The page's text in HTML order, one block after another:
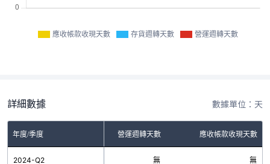
應收帳款收現天數 存貨週轉天數 營運週轉天數
詳細數據 數據單位：天
年度/季度
存貨週轉天數 營運週轉天數 應收帳款收現天數
2024-Q2 無 無